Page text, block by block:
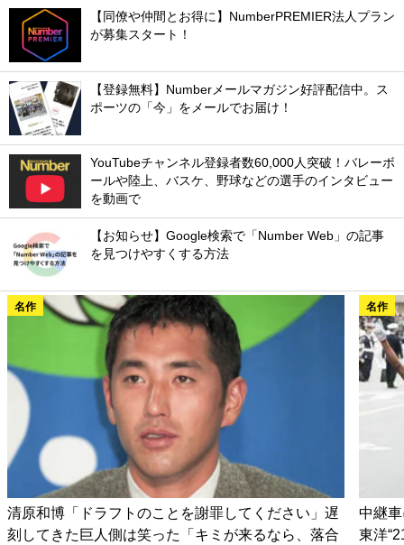
【同僚や仲間とお得に】NumberPREMIER法人プラン
が募集スタート！
【登録無料】Numberメールマガジン好評配信中。ス
ポーツの「今」をメールでお届け！
YouTubeチャンネル登録者数60,000人突破！バレーボ
ールや陸上、バスケ、野球などの選手のインタビュー
を動画で
【お知らせ】Google検索で「Number Web」の記事
を見つけやすくする方法
名作
清原和博「ドラフトのことを謝罪してください」遅
刻してきた巨人側は笑った「キミが来るなら、落合
名作
中継
東洋